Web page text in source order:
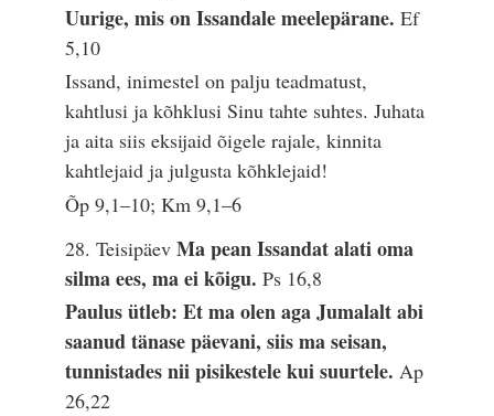
Uurige, mis on Issandale meelepärane.Ef
5,10
Issand, inimestel on palju teadmatust,
kahtlusi ja kõhklusi Sinu tahte suhtes. Juhata
ja aita siis eksijaid õigele rajale, kinnita
kahtlejaid ja julgusta kõhklejaid!
Õp 9,1–10; Km 9,1–6
28. TeisipäevMa pean Issandat alati oma
silma ees, ma ei kõigu.Ps 16,8
Paulus ütleb: Et ma olen aga Jumalalt abi
saanud tänase päevani, siis ma seisan,
tunnistades nii pisikestele kui suurtele.Ap
26,22